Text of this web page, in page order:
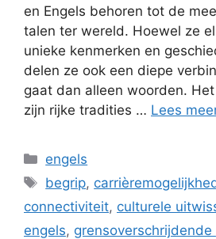
en Engels behoren tot de
talen ter wereld. Hoewel ze
unieke kenmerken en
delen ze ook een diepe
gaat dan alleen woorden.
zijn rijke tradities … Lees
Categorieën
engels
Tags
begrip,
connectiviteit, culturele
engels, grensoverschrijdende